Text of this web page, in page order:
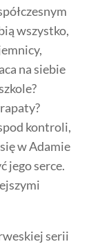
wszystko,
na siebie
kontroli,
w Adamie
jego serce.
serii